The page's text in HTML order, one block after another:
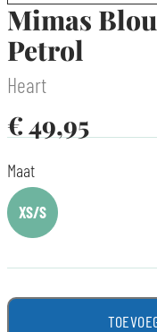
Mimas
Petrol
Heart
€49,95
Maat
XS/S